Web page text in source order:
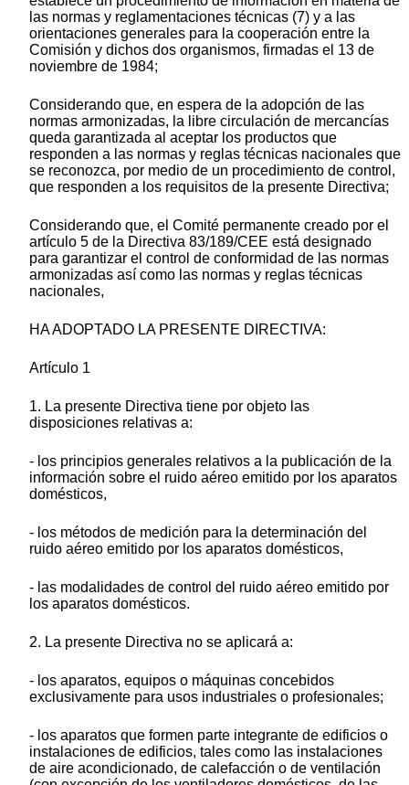
las normas y reglamentaciones técnicas (7) y a las
orientaciones generales para la cooperación entre la
Comisión y dichos dos organismos, firmadas el 13 de
noviembre de 1984;
Considerando que, en espera de la adopción de las
normas armonizadas, la libre circulación de mercancías
queda garantizada al aceptar los productos que
responden a las normas y reglas técnicas nacionales que
se reconozca, por medio de un procedimiento de control,
que responden a los requisitos de la presente Directiva;
Considerando que, el Comité permanente creado por el
artículo 5 de la Directiva 83/189/CEE está designado
para garantizar el control de conformidad de las normas
armonizadas así como las normas y reglas técnicas
nacionales,
HA ADOPTADO LA PRESENTE DIRECTIVA:
Artículo 1
1. La presente Directiva tiene por objeto las
disposiciones relativas a:
- los principios generales relativos a la publicación de la
información sobre el ruido aéreo emitido por los aparatos
domésticos,
- los métodos de medición para la determinación del
ruido aéreo emitido por los aparatos domésticos,
- las modalidades de control del ruido aéreo emitido por
los aparatos domésticos.
2. La presente Directiva no se aplicará a:
- los aparatos, equipos o máquinas concebidos
exclusivamente para usos industriales o profesionales;
- los aparatos que formen parte integrante de edificios o
instalaciones de edificios, tales como las instalaciones
de aire acondicionado, de calefacción o de ventilación